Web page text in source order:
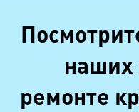
наших
ремонте